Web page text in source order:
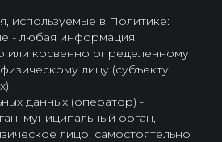
используемые в Политике:
- любая информация,
или косвенно определенному
лицу (субъекту
данных (оператор) -
муниципальный орган,
лицо, самостоятельно